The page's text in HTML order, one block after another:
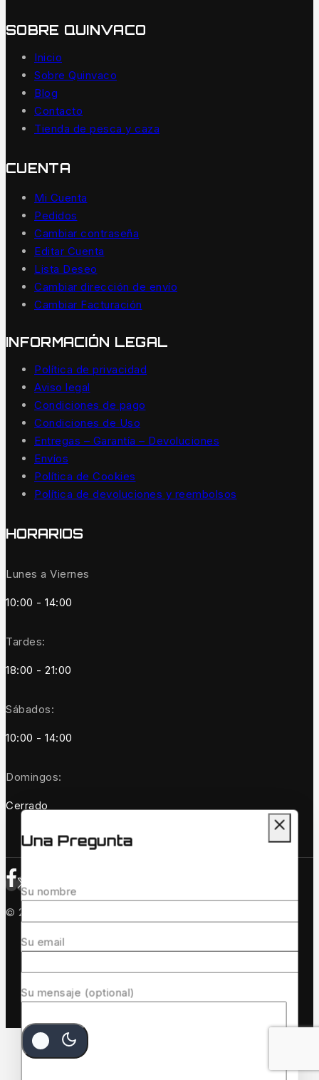
SOBRE QUINVACO
Inicio
Sobre Quinvaco
Blog
Contacto
Tienda de pesca y caza
CUENTA
Mi Cuenta
Pedidos
Cambiar contraseña
Editar Cuenta
Lista Deseo
Cambiar dirección de envío
Cambiar Facturación
INFORMACIÓN LEGAL
Política de privacidad
Aviso legal
Condiciones de pago
Condiciones de Uso
Entregas – Garantía – Devoluciones
Envíos
Política de Cookies
Política de devoluciones y reembolsos
HORARIOS
Lunes a Viernes
10:00 - 14:00
Tardes:
18:00 - 21:00
Sábados:
10:00 - 14:00
Domingos:
Cerrado
© 2026 Quinvaco - WordPress Theme by
Una Pregunta
Su nombre
Su email
Su mensaje (optional)